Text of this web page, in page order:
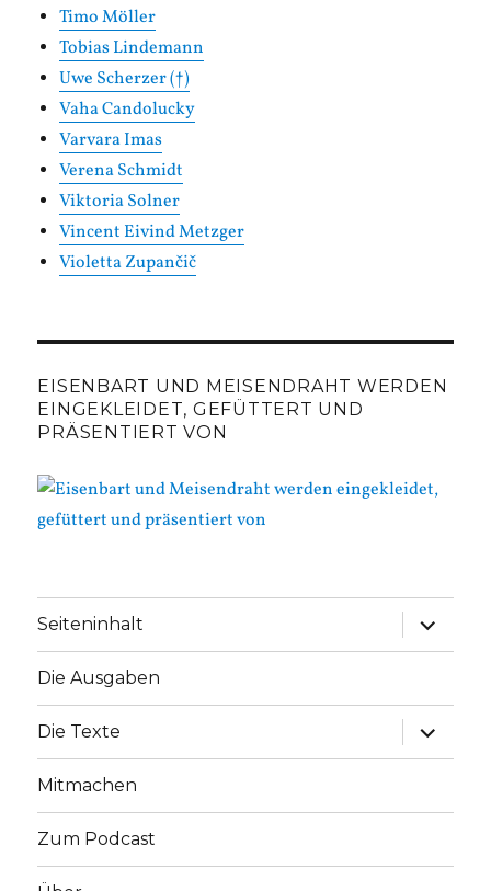
Timo Möller
Tobias Lindemann
Uwe Scherzer (†)
Vaha Candolucky
Varvara Imas
Verena Schmidt
Viktoria Solner
Vincent Eivind Metzger
Violetta Zupančič
EISENBART UND MEISENDRAHT WERDEN
EINGEKLEIDET, GEFÜTTERT UND
PRÄSENTIERT VON
Seiteninhalt
Die Ausgaben
Die Texte
Mitmachen
Zum Podcast